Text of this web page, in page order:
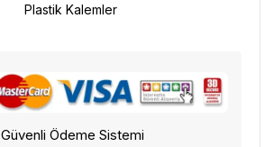
Plastik Kalemler
Güvenli Ödeme Sistemi